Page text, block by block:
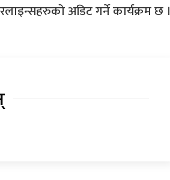
अडिट गर्ने कार्यक्रम छ ।